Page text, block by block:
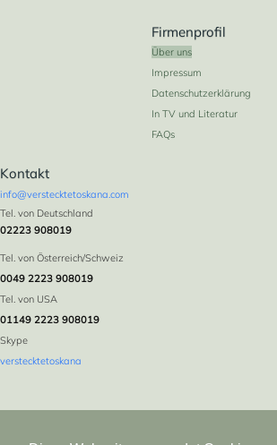
Firmenprofil
Über uns
Impressum
Datenschutzerklärung
In TV und Literatur
FAQs
Kontakt
info@verstecktetoskana.com
Tel. von Deutschland
02223 908019
Tel. von Österreich/Schweiz
0049 2223 908019
Tel. von USA
01149 2223 908019
Skype
verstecktetoskana